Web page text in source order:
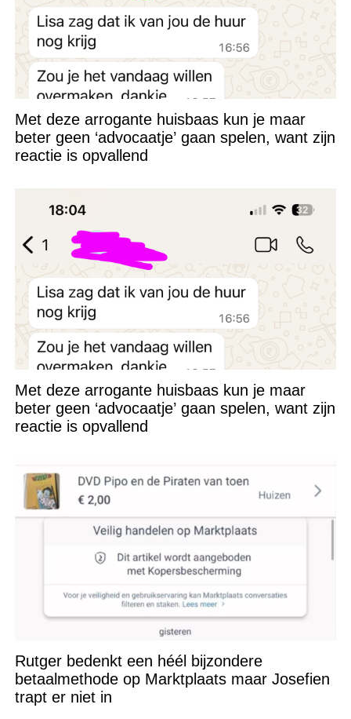
Met deze arrogante huisbaas kun je maar
beter geen ‘advocaatje’ gaan spelen, want zijn
reactie is opvallend
Met deze arrogante huisbaas kun je maar
beter geen ‘advocaatje’ gaan spelen, want zijn
reactie is opvallend
Rutger bedenkt een héél bijzondere
betaalmethode op Marktplaats maar Josefien
trapt er niet in